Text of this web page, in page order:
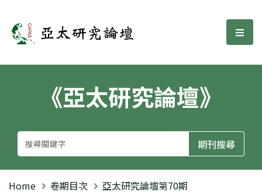
亞太研究論壇 選
《亞太研究論壇》
Home 卷期目次 亞太研究論壇第70期